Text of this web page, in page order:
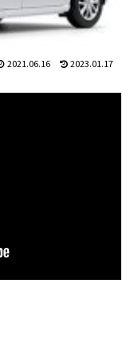
2021.06.16 2023.01.17